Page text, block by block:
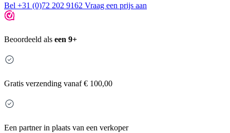
Bel +31 (0)72 202 9162 Vraag een prijs aan
Beoordeeld als een 9+
Gratis verzending vanaf € 100,00
Een partner in plaats van een verkoper